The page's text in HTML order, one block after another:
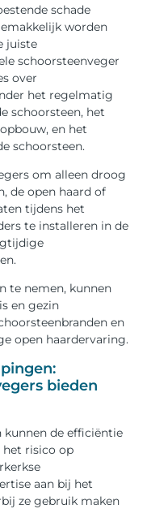
schade
worden
juiste
schoorsteenveger
over
het regelmatig
schoorsteen, het
en het
schoorsteen.
om alleen droog
de open haard of
tijdens het
te installeren in de
te nemen, kunnen
en gezin
en
open haardervaring.
bieden
kunnen de efficiëntie
het risico op
aan bij het
ze gebruik maken